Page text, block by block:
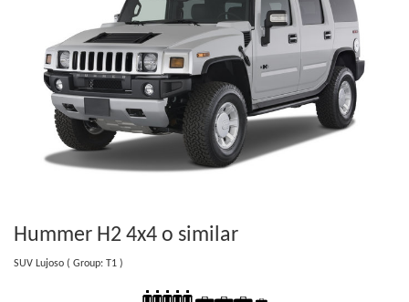
Hummer H2 4x4 o similar
SUV Lujoso ( Group: T1 )